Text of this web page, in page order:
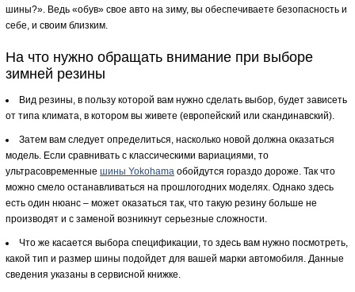
шины?». Ведь «обув» свое авто на зиму, вы обеспечиваете безопасность и
себе, и своим близким.
На что нужно обращать внимание при выборе
зимней резины
Вид резины, в пользу которой вам нужно сделать выбор, будет зависеть
от типа климата, в котором вы живете (европейский или скандинавский).
Затем вам следует определиться, насколько новой должна оказаться
модель. Если сравнивать с классическими вариациями, то
ультрасовременные шины Yokohama обойдутся гораздо дороже. Так что
можно смело останавливаться на прошлогодних моделях. Однако здесь
есть один нюанс – может оказаться так, что такую резину больше не
производят и с заменой возникнут серьезные сложности.
Что же касается выбора спецификации, то здесь вам нужно посмотреть,
какой тип и размер шины подойдет для вашей марки автомобиля. Данные
сведения указаны в сервисной книжке.